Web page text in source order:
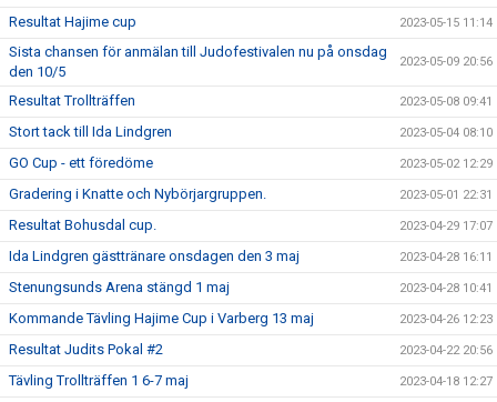
Resultat Hajime cup 2023-05-15 11:14
Sista chansen för anmälan till Judofestivalen nu på onsdag
den 10/5
2023-05-09 20:56
Resultat Trollträffen 2023-05-08 09:41
Stort tack till Ida Lindgren 2023-05-04 08:10
GO Cup - ett föredöme 2023-05-02 12:29
Gradering i Knatte och Nybörjargruppen. 2023-05-01 22:31
Resultat Bohusdal cup. 2023-04-29 17:07
Ida Lindgren gästtränare onsdagen den 3 maj 2023-04-28 16:11
Stenungsunds Arena stängd 1 maj 2023-04-28 10:41
Kommande Tävling Hajime Cup i Varberg 13 maj 2023-04-26 12:23
Resultat Judits Pokal #2 2023-04-22 20:56
Tävling Trollträffen 1 6-7 maj 2023-04-18 12:27